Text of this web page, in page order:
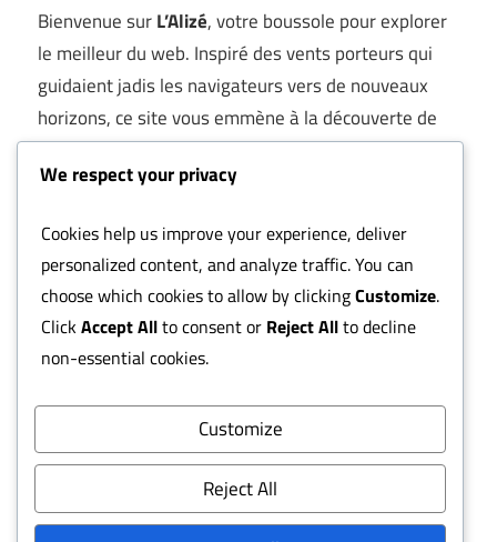
Bienvenue surL’Alizé, votre boussole pour explorer
le meilleur du web. Inspiré des vents porteurs qui
guidaient jadis les navigateurs vers de nouveaux
horizons, ce site vous emmène à la découverte de
bons plans, services utiles et adresses
incontournables.
destination a étéchoisie à la mainpour sa qualité,
son originalité ou sa pertinence. Que vous cherchiez
un outil pratique, une offre avantageuse ou une
inspiration pour vos projets, laissez-vous porter par
le souffle de L’Alizé.
Naviguez par thématique, explorez au gré du vent,
et redécouvrez le plaisir desannuaires à l’ancienne
repensés pour l’ère numérique.
We respect your privacy
Cookies help us improve your experience, deliver
personalized content, and analyze traffic. You can
choose which cookies to allow by clickingCustomize.
ClickAccept Allto consent or Reject Allto decline
non-essential cookies.
Customize
Reject All